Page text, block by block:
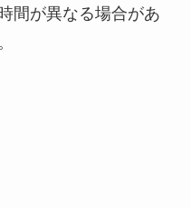
間が異なる場合があ